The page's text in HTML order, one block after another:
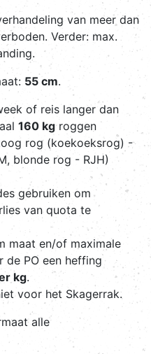
van meer dan
Verder: max.
55 cm.
of reis langer dan
160 kgroggen
rog (koekoeksrog) -
blonde rog - RJH)
gebruiken om
van quota te
maat en/of maximale
de PO een heffing
kg.
voor het Skagerrak.
alle